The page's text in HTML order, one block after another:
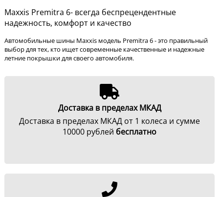
Maxxis Premitra 6- всегда беспрецендентные
надежность, комфорт и качество
Автомобильные шины Maxxis модель Premitra 6 - это правильный
выбор для тех, кто ищет современные качественные и надежные
летние покрышки для своего автомобиля.
Доставка в пределах МКАД
Доставка в пределах МКАД от 1 колеса и сумме
10000 рублей бесплатно